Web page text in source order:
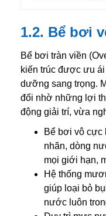
1.2. Bể bơi
Bể bơi tràn viền
kiến trúc được ưu
dưỡng sang trọng.
đối nhờ những lợi
động giải trí, vừa
Bể bơi vô cực
nhãn, dòng
mọi giới hạn,
Hệ thống
giúp loại bỏ
nước luôn